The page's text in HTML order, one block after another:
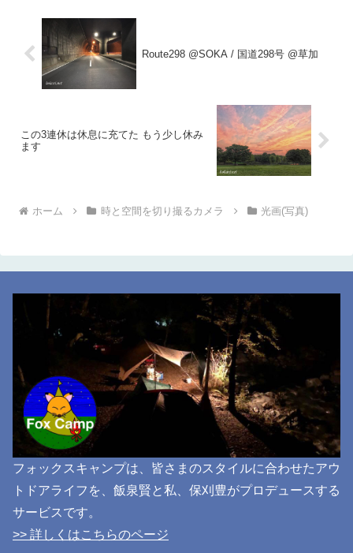
Route298 @SOKA / 国道298号 @草加
この3連休は休息に充てた もう少し休み
ます
ホーム 時と空間を切り撮るカメラ 光画(写真)
フォックスキャンプは、皆さまのスタイルに合わせたアウ
トドアライフを、飯泉賢と私、保刈豊がプロデュースする
サービスです。
>> 詳しくはこちらのページ